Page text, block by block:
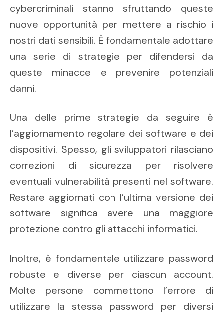
cybercriminali stanno sfruttando queste
nuove opportunità per mettere a rischio i
nostri dati sensibili. È fondamentale adottare
una serie di strategie per difendersi da
queste minacce e prevenire potenziali
danni.
Una delle prime strategie da seguire è
l’aggiornamento regolare dei software e dei
dispositivi. Spesso, gli sviluppatori rilasciano
correzioni di sicurezza per risolvere
eventuali vulnerabilità presenti nel software.
Restare aggiornati con l’ultima versione dei
software significa avere una maggiore
protezione contro gli attacchi informatici.
Inoltre, è fondamentale utilizzare password
robuste e diverse per ciascun account.
Molte persone commettono l’errore di
utilizzare la stessa password per diversi